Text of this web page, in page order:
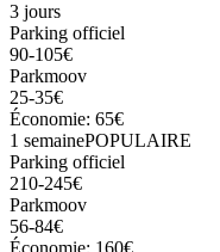
3 jours
Parking officiel
90-105€
Parkmoov
25-35€
Économie: 65€
1 semainePOPULAIRE
Parking officiel
210-245€
Parkmoov
56-84€
Économie: 160€